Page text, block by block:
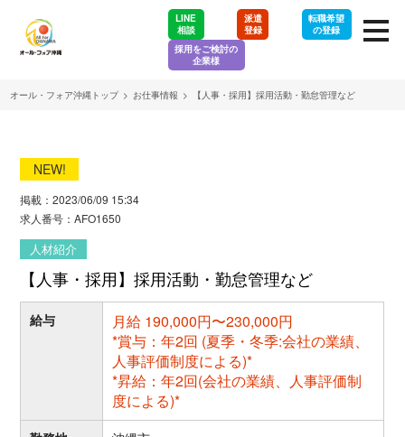
LINE
相談
派遣
登録
転職希望
の登録
採用をご検討の
企業様
オール・フォア沖縄トップ > お仕事情報 > 【人事・採用】採用活動・勤怠管理など
NEW!
掲載：2023/06/09 15:34
求人番号：AFO1650
人材紹介
【人事・採用】採用活動・勤怠管理など
給与
月給 190,000円〜230,000円
*賞与：年2回 (夏季・冬季:会社の業績、
人事評価制度による)*
*昇給：年2回(会社の業績、人事評価制
度による)*